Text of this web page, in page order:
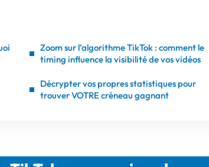
Zoom sur l’algorithme TikTok : comment le
timing influence la visibilité de vos vidéos
Décrypter vos propres statistiques pour
trouver VOTRE créneau gagnant